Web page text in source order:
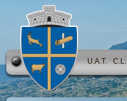
U.A.T. C.L.